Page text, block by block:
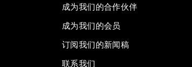
成为我们的合作伙伴
成为我们的会员
订阅我们的新闻稿
联系我们